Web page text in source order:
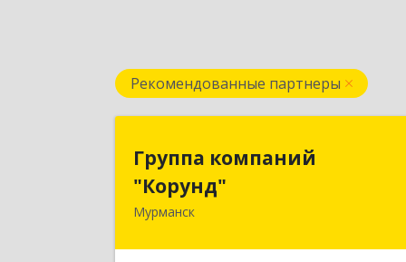
Рекомендованные партнеры
Группа компаний
"Корунд"
Мурманск
Группа компаний
183025, Мурманская обл, Мурманск г,